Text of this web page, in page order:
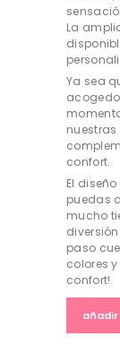
La
Ya sea
nuestras
confort.
El
puedas
mucho
paso
colores
confort!